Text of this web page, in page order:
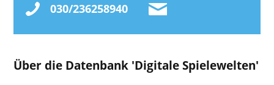
030/236258940
Über die Datenbank 'Digitale Spielewelten'